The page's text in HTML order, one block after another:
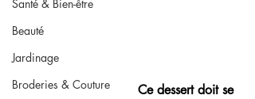
Santé & Bien-être
Beauté
Jardinage
Broderies & Couture
Ce dessert doit se